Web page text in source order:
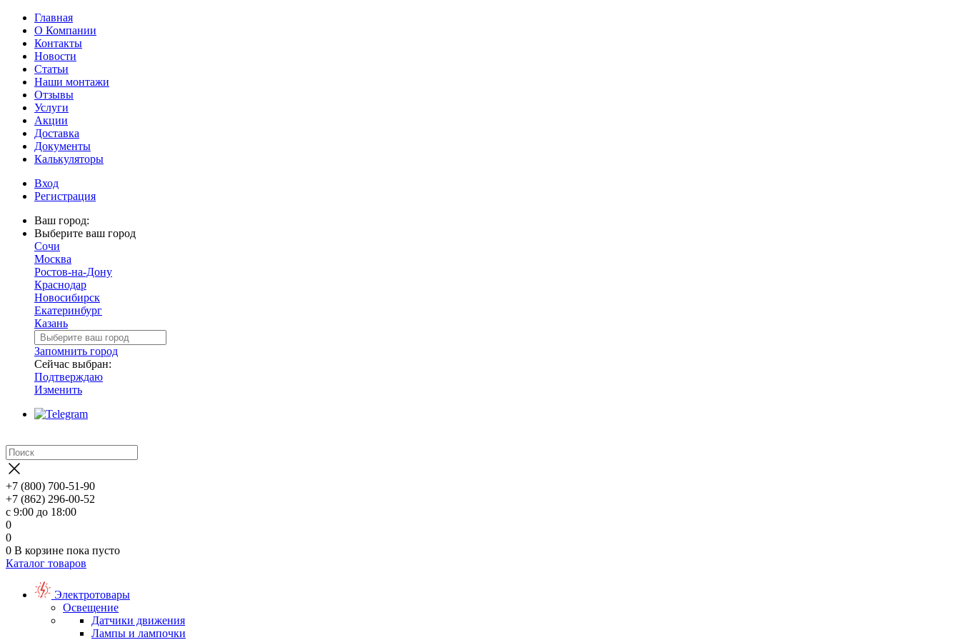
Главная
О Компании
Контакты
Новости
Статьи
Наши монтажи
Отзывы
Услуги
Акции
Доставка
Документы
Калькуляторы
Вход
Регистрация
Ваш город:
Выберите ваш город
Сочи
Москва
Ростов-на-Дону
Краснодар
Новосибирск
Екатеринбург
Казань
Запомнить город
Сейчас выбран:
Подтверждаю
Изменить
+7 (800) 700-51-90
+7 (862) 296-00-52
с 9:00 до 18:00
0
0
0 В корзине пока пусто
Каталог товаров
Электротовары
Освещение
Датчики движения
Лампы и лампочки